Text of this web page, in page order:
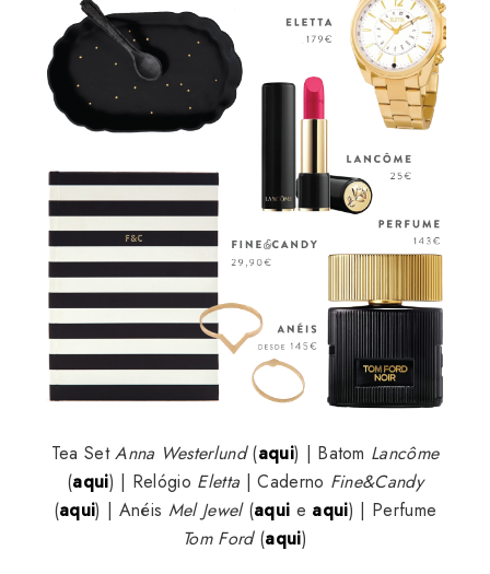
Tea SetAnna Westerlund(aqui) | Batom Lancôme
(aqui) | Relógio Eletta | Caderno Fine&Candy
(aqui) | Anéis Mel Jewel(aqui e aqui) | Perfume
Tom Ford(aqui)